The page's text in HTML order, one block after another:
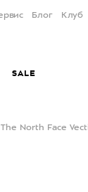
Блог Клуб
SALE
North Face